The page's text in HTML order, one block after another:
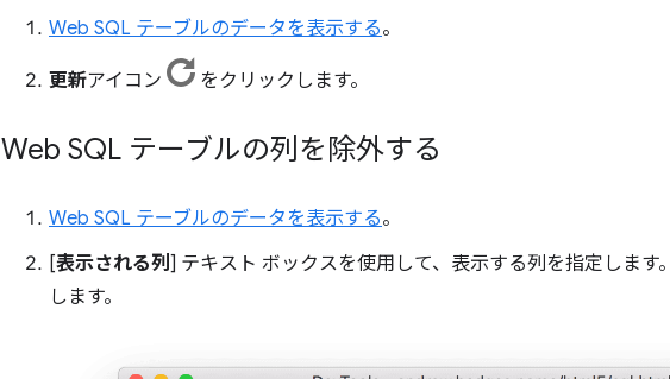
Web SQL テーブルのデータを表示する。
更新アイコン をクリックします。
Web SQL テーブルの列を除外する
Web SQL テーブルのデータを表示する。
[表示される列] テキスト ボックスを使用して、表示する列を指定します
します。